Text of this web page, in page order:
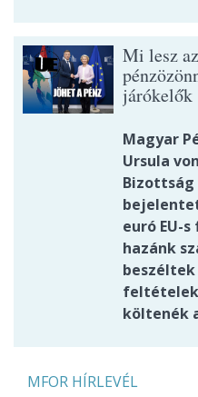
Mi lesz
járókelők
Magyar
Ursula
euró EU-
hazánk
költenék
MFOR HÍRLEVÉL